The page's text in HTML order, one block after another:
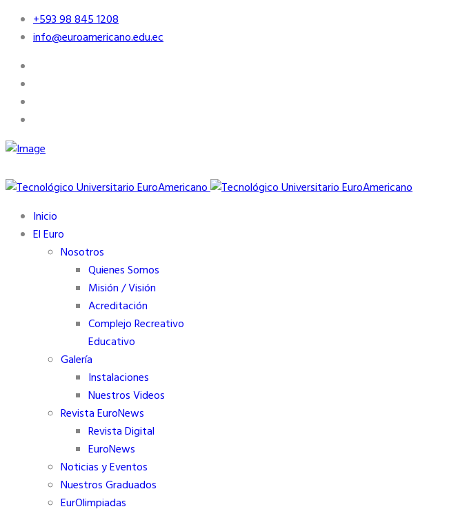
+593 98 845 1208
info@euroamericano.edu.ec
Inicio
El Euro
Nosotros
Quienes Somos
Misión / Visión
Acreditación
Complejo Recreativo
Educativo
Galería
Instalaciones
Nuestros Videos
Revista EuroNews
Revista Digital
EuroNews
Noticias y Eventos
Nuestros Graduados
EurOlimpiadas